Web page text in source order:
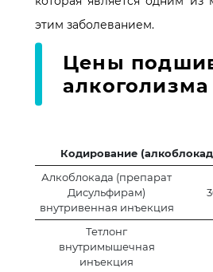
этим заболеванием.
Цены
алкоголизма
Кодирование
Алкоблокада (препарат
Дисульфирам)
внутривенная инъекция
Тетлонг
внутримышечная
инъекция